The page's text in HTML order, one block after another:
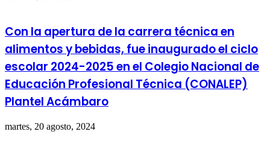
Con la apertura de la carrera técnica en
alimentos y bebidas, fue inaugurado el ciclo
escolar 2024-2025 en el Colegio Nacional de
Educación Profesional Técnica (CONALEP)
Plantel Acámbaro
martes, 20 agosto, 2024